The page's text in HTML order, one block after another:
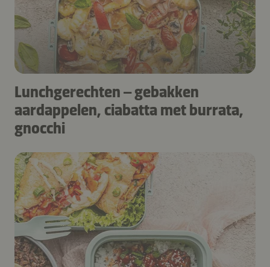
Lunchgerechten – gebakken
aardappelen, ciabatta met burrata,
gnocchi